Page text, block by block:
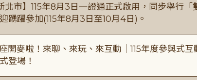
北市】115年8月3日一證通正式啟用，同步舉行「
踴躍參加(115年8月3日至10月4日)。
開麥啦！來聊、來玩、來互動｜115年度參與式互
登場！